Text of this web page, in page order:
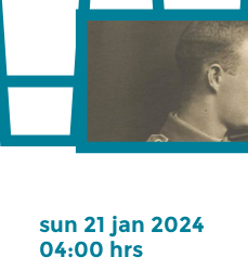
sun 21 jan 2024
04:00 hrs